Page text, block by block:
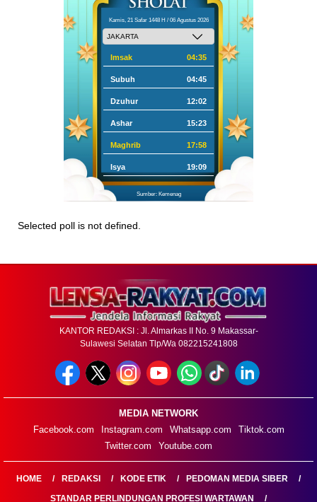
Kamis, 21 Safar 1448 H / 06 Agustus 2026
Imsak 04:35
Subuh 04:45
Dzuhur 12:02
Ashar 15:23
Maghrib 17:58
Isya 19:09
Sumber: Kemenag
Selected poll is not defined.
KANTOR REDAKSI : Jl. Almarkas II No. 9 Makassar-
Sulawesi Selatan Tlp/Wa 082215241808
MEDIA NETWORK
Facebook.com
Instagram.com Whatsapp.com
Tiktok.com
Twitter.com
Youtube.com
HOME REDAKSI KODE ETIK
PEDOMAN MEDIA SIBER
STANDAR PERLINDUNGAN PROFESI WARTAWAN